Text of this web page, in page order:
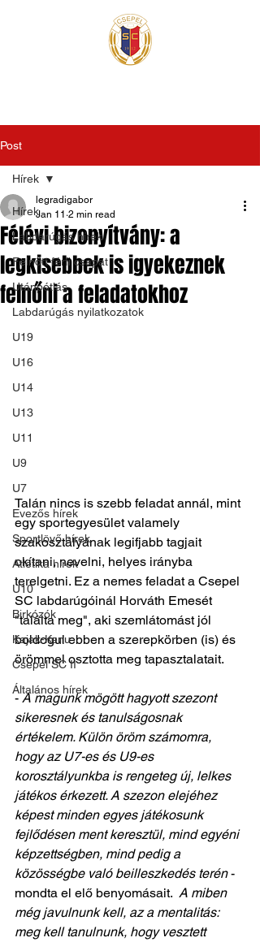
Post
Hírek
Labdarúgás hírek
Felnőtt férfi csapat
Utánpótlás
Labdarúgás nyilatkozatok
U19
U16
U14
U13
U11
U9
U7
Evezős hírek
Sportlövő hírek
Atlétika hírek
U10
Birkózók
Kajak-Kenu
Csepel SC II
Általános hírek
Hírek
Félévi bizonyítvány: a
legkisebbek is igyekeznek
felnőni a feladatokhoz
legradigabor
Jan 11 2 min read
Talán nincs is szebb feladat annál, mint
egy sportegyesület valamely
szakosztályának legifjabb tagjait
okítani, nevelni, helyes irányba
terelgetni. Ez a nemes feladat a Csepel
SC labdarúgóinál Horváth Emesét
"találta meg", aki szemlátomást jól
boldogul ebben a szerepkörben (is) és
örömmel osztotta meg tapasztalatait.
- A magunk mögött hagyott szezont
sikeresnek és tanulságosnak
értékelem. Külön öröm számomra,
hogy az U7-es és U9-es
korosztályunkba is rengeteg új, lelkes
játékos érkezett. A szezon elejéhez
képest minden egyes játékosunk
fejlődésen ment keresztül, mind egyéni
képzettségben, mind pedig a
közösségbe való beilleszkedés terén -
mondta el elő benyomásait. A miben
még javulnunk kell, az a mentalitás:
meg kell tanulnunk, hogy vesztett